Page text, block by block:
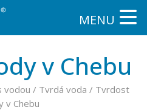
MENU
v Chebu
vodou / Tvrdá voda / Tvrdost
v Chebu